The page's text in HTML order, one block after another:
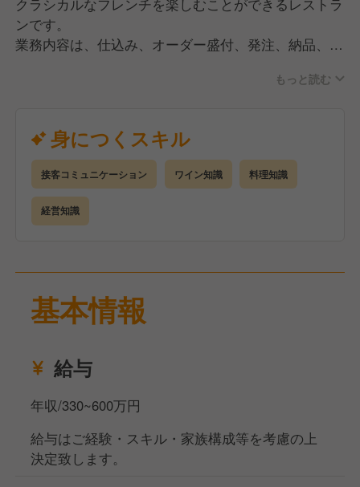
体感した事を各自の普段の仕事へ活かしています。
（自社毎月最大10,000円・他社 役職に応じ4,000円～
20,000円を補助）
クラシカルなフレンチを楽しむことができるレストラ
ンです。
業務内容は、仕込み、オーダー盛付、発注、納品、洗
レストランでの調理経験がある方を歓迎します。
い方をお待ちしています。
お休みはシフト制で月8日です。
休暇として産前産後休暇、介護休暇があり、安心して
働き続けることができます。
福利厚生として、研修制度、海外旅行制度など、成長
もっと読む
身につくスキル
接客コミュニケーション ワイン知識 料理知識
経営知識
基本情報
給与
年収/330~600万円
給与はご経験・スキル・家族構成等を考慮の上
決定致します。